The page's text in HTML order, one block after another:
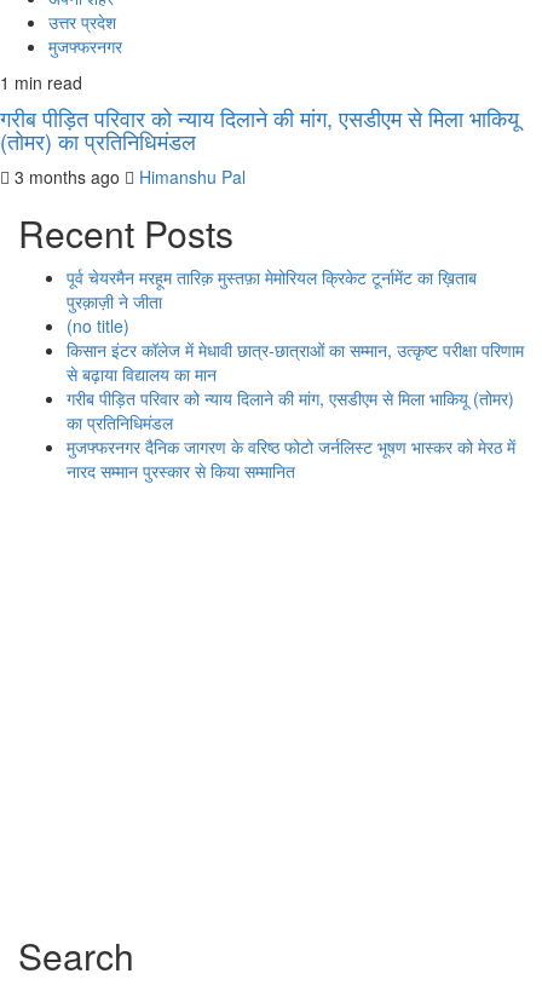
उत्तर प्रदेश
मुजफ्फरनगर
1 min read
गरीब पीड़ित परिवार को न्याय दिलाने की मांग, एसडीएम से मिला भाकियू
(तोमर) का प्रतिनिधिमंडल
3 months ago Himanshu Pal
Recent Posts
पूर्व चेयरमैन मरहूम तारिक़ मुस्तफ़ा मेमोरियल क्रिकेट टूर्नामेंट का ख़िताब
पुरक़ाज़ी ने जीता
(no title)
किसान इंटर कॉलेज में मेधावी छात्र-छात्राओं का सम्मान, उत्कृष्ट परीक्षा परिणाम
से बढ़ाया विद्यालय का मान
गरीब पीड़ित परिवार को न्याय दिलाने की मांग, एसडीएम से मिला भाकियू (तोमर)
का प्रतिनिधिमंडल
मुजफ्फरनगर दैनिक जागरण के वरिष्ठ फोटो जर्नलिस्ट भूषण भास्कर को मेरठ में
नारद सम्मान पुरस्कार से किया सम्मानित
Search